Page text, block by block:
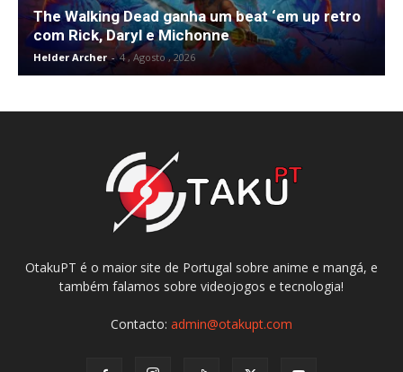
The Walking Dead ganha um beat ‘em up retro
com Rick, Daryl e Michonne
Helder Archer - 4 , Agosto , 2026
OtakuPT é o maior site de Portugal sobre anime e mangá, e
também falamos sobre videojogos e tecnologia!
Contacto: admin@otakupt.com